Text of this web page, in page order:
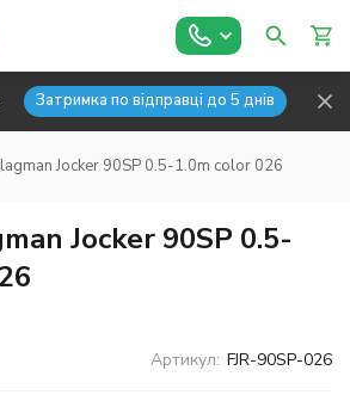
Затримка по відправці до 5 днів
Jocker 90SP 0.5-1.0m color 026
Jocker 90SP 0.5-
Артикул: FJR-90SP-026